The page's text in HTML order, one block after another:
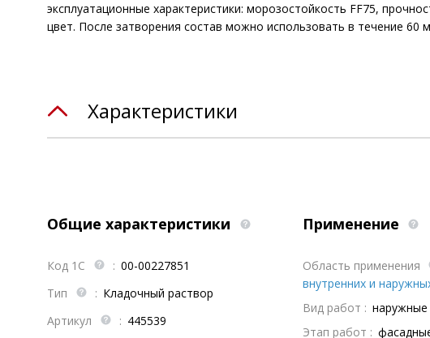
эксплуатационные характеристики: морозостойкость FF75,
цвет. После затворения состав можно использовать в течение
Характеристики
Общие характеристики
Код 1С : 00-00227851
Тип
: Кладочный раствор
Артикул
: 445539
Применение
Область применения
внутренних и
Вид работ :
Этап работ :